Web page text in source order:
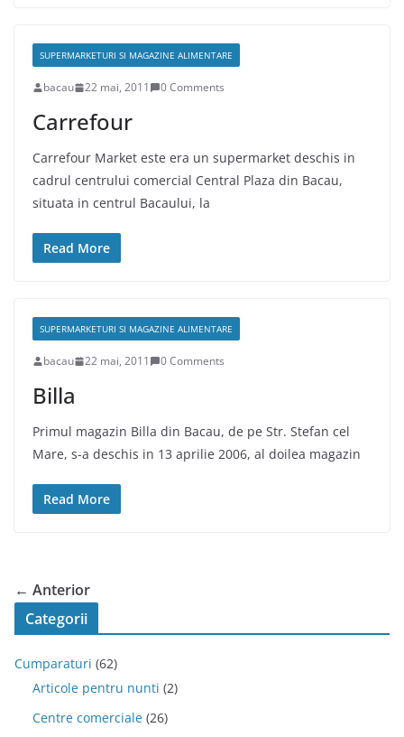
SUPERMARKETURI SI MAGAZINE ALIMENTARE
bacau 22 mai, 2011 0 Comments
Carrefour
Carrefour Market este era un supermarket deschis in
cadrul centrului comercial Central Plaza din Bacau,
situata in centrul Bacaului, la
Read More
SUPERMARKETURI SI MAGAZINE ALIMENTARE
bacau 22 mai, 2011 0 Comments
Billa
Primul magazin Billa din Bacau, de pe Str. Stefan cel
Mare, s-a deschis in 13 aprilie 2006, al doilea magazin
Read More
← Anterior
Categorii
Cumparaturi (62)
Articole pentru nunti (2)
Centre comerciale (26)